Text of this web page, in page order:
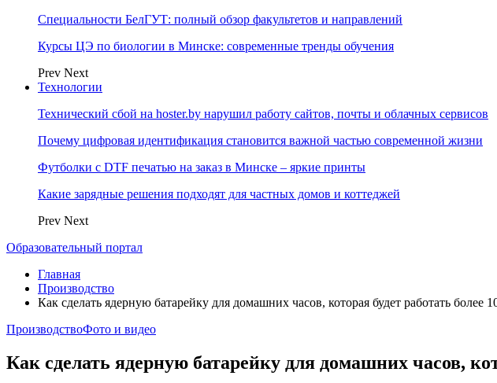
Специальности БелГУТ: полный обзор факультетов и направлений
Курсы ЦЭ по биологии в Минске: современные тренды обучения
Prev Next
Технологии
Технический сбой на hoster.by нарушил работу сайтов, почты и облачных сервисов
Почему цифровая идентификация становится важной частью современной жизни
Футболки с DTF печатью на заказ в Минске – яркие принты
Какие зарядные решения подходят для частных домов и коттеджей
Prev Next
Образовательный портал
Главная
Производство
Как сделать ядерную батарейку для домашних часов, которая будет работать более
ПроизводствоФото и видео
Как сделать ядерную батарейку для домашних часов,